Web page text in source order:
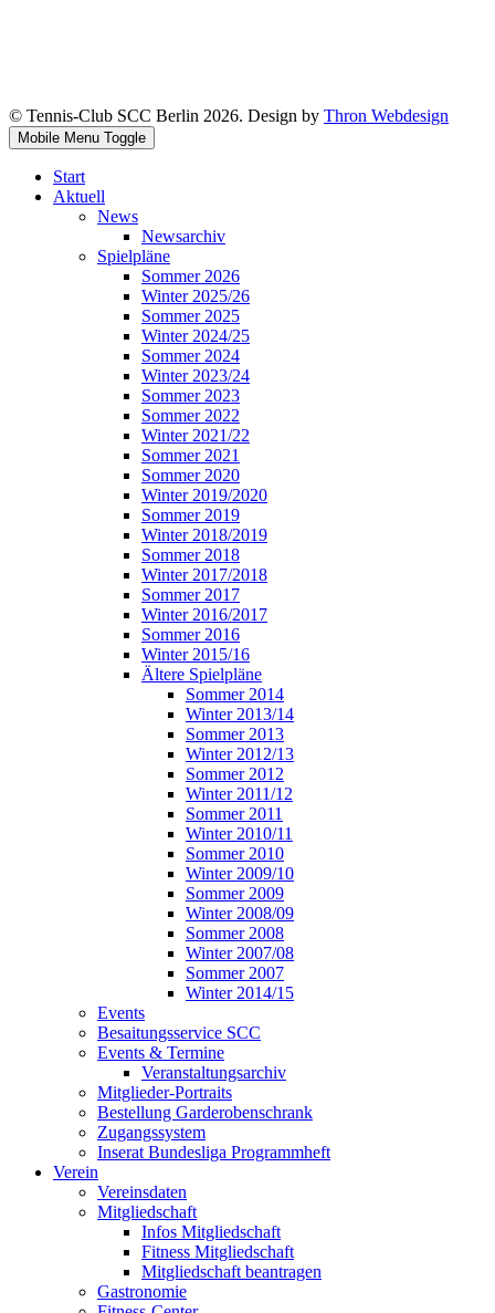
© Tennis-Club SCC Berlin 2026. Design by Thron Webdesign
Mobile Menu Toggle
Start
Aktuell
News
Newsarchiv
Spielpläne
Sommer 2026
Winter 2025/26
Sommer 2025
Winter 2024/25
Sommer 2024
Winter 2023/24
Sommer 2023
Sommer 2022
Winter 2021/22
Sommer 2021
Sommer 2020
Winter 2019/2020
Sommer 2019
Winter 2018/2019
Sommer 2018
Winter 2017/2018
Sommer 2017
Winter 2016/2017
Sommer 2016
Winter 2015/16
Ältere Spielpläne
Sommer 2014
Winter 2013/14
Sommer 2013
Winter 2012/13
Sommer 2012
Winter 2011/12
Sommer 2011
Winter 2010/11
Sommer 2010
Winter 2009/10
Sommer 2009
Winter 2008/09
Sommer 2008
Winter 2007/08
Sommer 2007
Winter 2014/15
Events
Besaitungsservice SCC
Events & Termine
Veranstaltungsarchiv
Mitglieder-Portraits
Bestellung Garderobenschrank
Zugangssystem
Inserat Bundesliga Programmheft
Verein
Vereinsdaten
Mitgliedschaft
Infos Mitgliedschaft
Fitness Mitgliedschaft
Mitgliedschaft beantragen
Gastronomie